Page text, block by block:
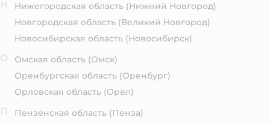
Нижегородская область (Нижний Новгород)
Новгородская область (Великий Новгород)
Новосибирская область (Новосибирск)
Омская область (Омск)
Оренбургская область (Оренбург)
Орловская область (Орёл)
Пензенская область (Пенза)